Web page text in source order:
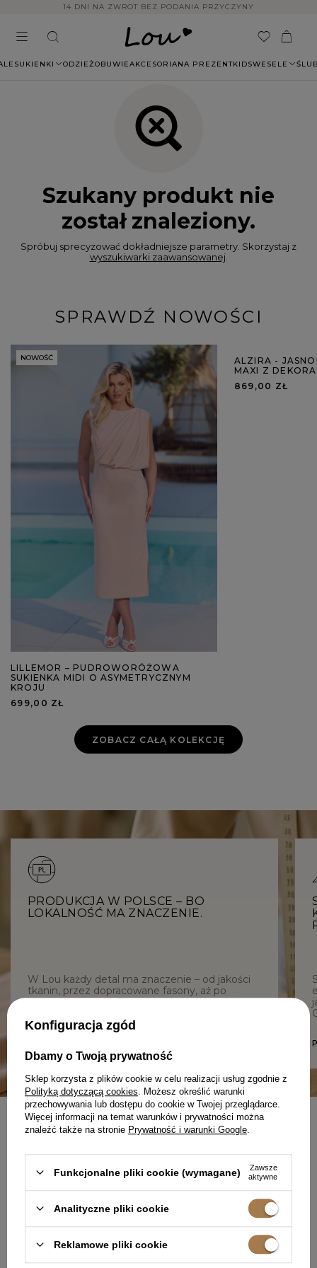
14 DNI NA ZWROT BEZ PODANIA PRZYCZYNY
SUKIENKI ODZIEŻOBUWIEAKCESORIANA PREZENTKIDSWESELE
Szukany produkt nie
został znaleziony.
Spróbuj sprecyzować dokładniejsze parametry. Skorzystaj z
wyszukiwarki zaawansowanej.
SPRAWDŹ NOWOŚCI
NOWOŚĆ
LILLEMOR – PUDROWORÓŻOWA
SUKIENKA MIDI O ASYMETRYCZNYM
KROJU
699,00 ZŁ
NOWOŚĆ
ALZIRA -
MAXI Z
869,00 ZŁ
ZOBACZ CAŁĄ KOLEKCJĘ
PRODUKCJA W POLSCE – BO
LOKALNOŚĆ MA ZNACZENIE.
W Lou każdy detal ma znaczenie – od jakości
tkanin, przez dopracowane fasony, aż po
lokalną produkcję. Tworzymy z troską o Ciebie i
NEWSLETTER
UBIERZ SIĘ W PEWNOŚĆ
SIEBIE
Zapisz się do darmowego newslettera
w programie lojalnościowym Lou.pl
Konfiguracja zgód
Dbamy o Twoją prywatność
Sklep korzysta z plików cookie w celu realizacji usług zgodnie z
Polityką dotyczącą cookies . Możesz określić warunki
przechowywania lub dostępu do cookie w Twojej przeglądarce.
Więcej informacji na temat warunków i prywatności można
znaleźć także na stronie Prywatność i warunki Google
Funkcjonalne pliki cookie (wymagane)
Zawsze
aktywne
Analityczne pliki cookie
Reklamowe pliki cookie